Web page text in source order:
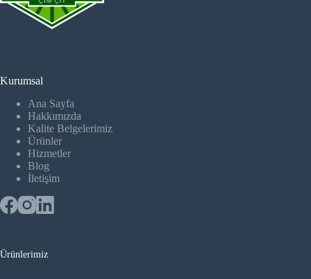
Kurumsal
Ana Sayfa
Hakkımızda
Kalite Belgelerimiz
Ürünler
Hizmetler
Blog
İletişim
Ürünlerimiz